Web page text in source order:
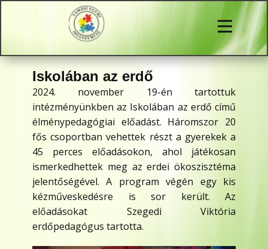
Iskolában az erdő
2024. november 19-én tartottuk
intézményünkben az Iskolában az erdő című
élménypedagógiai előadást. Háromszor 20
fős csoportban vehettek részt a gyerekek a
45 perces előadásokon, ahol játékosan
ismerkedhettek meg az erdei ökoszisztéma
jelentőségével. A program végén egy kis
kézműveskedésre is sor került. Az
előadásokat Szegedi Viktória
erdőpedagógus tartotta.